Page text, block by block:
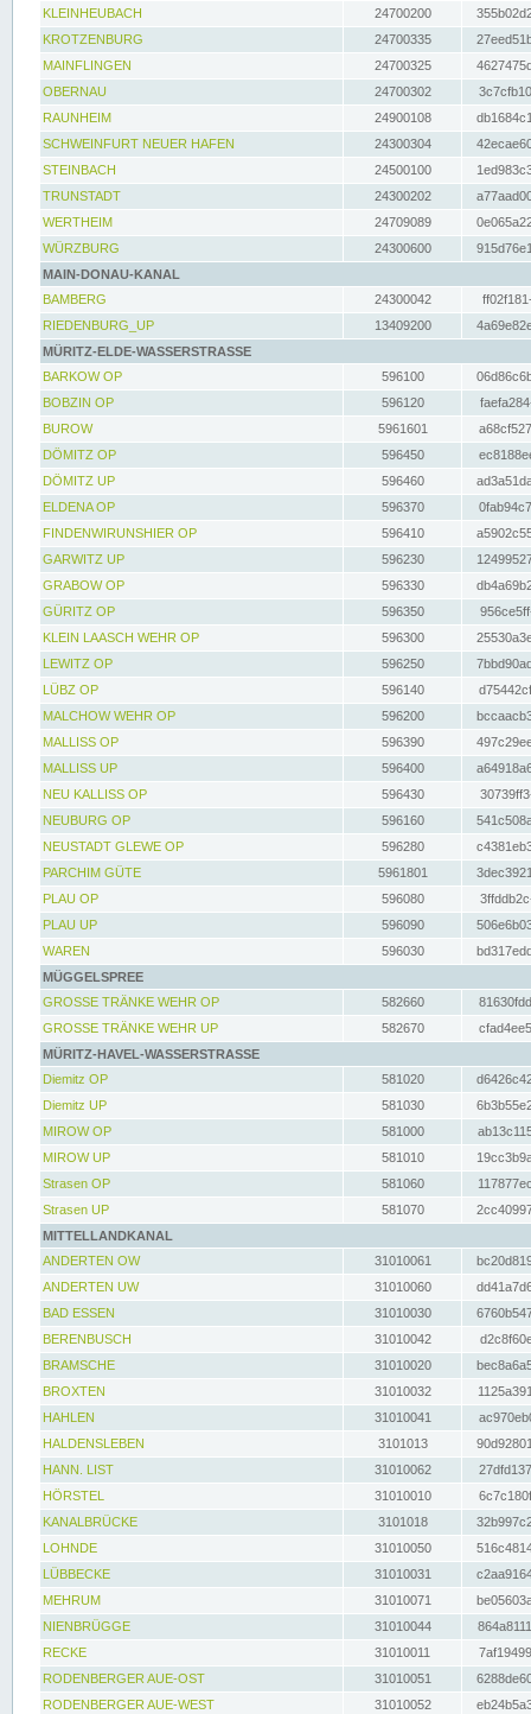
KLEINHEUBACH 24700200
KROTZENBURG
24700335
MAINFLINGEN
24700325
OBERNAU
24700302
RAUNHEIM
24900108
SCHWEINFURT NEUER HAFEN
24300304
STEINBACH
24500100
TRUNSTADT
24300202
WERTHEIM
24709089
WÜRZBURG
24300600
MAIN-DONAU-KANAL
BAMBERG
24300042
RIEDENBURG_UP
13409200
MÜRITZ-ELDE-WASSERSTRASSE
BARKOW OP
596100
BOBZIN OP
596120
BUROW
5961601
DÖMITZ OP
596450
DÖMITZ UP
596460
ELDENA OP
596370
FINDENWIRUNSHIER OP
596410
GARWITZ UP
596230
GRABOW OP
596330
GÜRITZ OP
596350
KLEIN LAASCH WEHR OP
596300
LEWITZ OP
596250
LÜBZ OP
596140
MALCHOW WEHR OP
596200
MALLISS OP
596390
MALLISS UP
596400
NEU KALLISS OP
596430
NEUBURG OP
596160
NEUSTADT GLEWE OP
596280
PARCHIM GÜTE
5961801
PLAU OP
596080
PLAU UP
596090
WAREN
596030
MÜGGELSPREE
GROSSE TRÄNKE WEHR OP
582660
GROSSE TRÄNKE WEHR UP
582670
MÜRITZ-HAVEL-WASSERSTRASSE
Diemitz OP
581020
Diemitz UP
581030
MIROW OP
581000
MIROW UP
581010
Strasen OP
581060
Strasen UP
581070
MITTELLANDKANAL
ANDERTEN OW
31010061
ANDERTEN UW
31010060
BAD ESSEN
31010030
BERENBUSCH
31010042
BRAMSCHE
31010020
BROXTEN
31010032
HAHLEN
31010041
HALDENSLEBEN
3101013
HANN. LIST
31010062
HÖRSTEL
31010010
KANALBRÜCKE
3101018
LOHNDE
31010050
LÜBBECKE
31010031
MEHRUM
31010071
NIENBRÜGGE
31010044
RECKE
31010011
RODENBERGER AUE-OST
31010051
RODENBERGER AUE-WEST
31010052